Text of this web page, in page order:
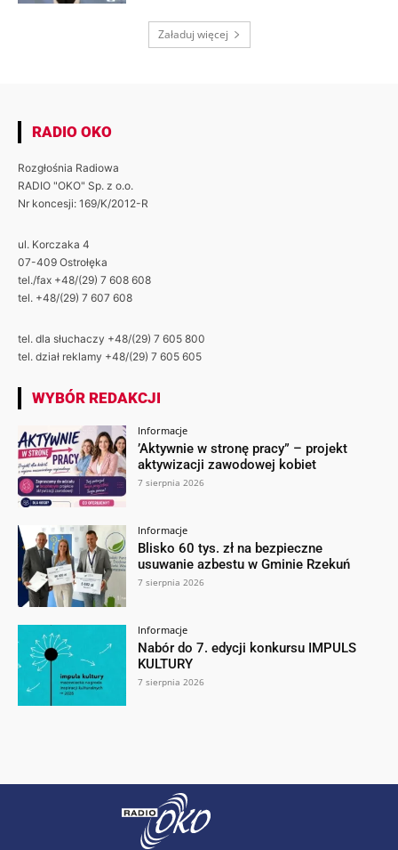
Załaduj więcej
RADIO OKO
Rozgłośnia Radiowa
RADIO "OKO" Sp. z o.o.
Nr koncesji: 169/K/2012-R
ul. Korczaka 4
07-409 Ostrołęka
tel./fax +48/(29) 7 608 608
tel. +48/(29) 7 607 608
tel. dla słuchaczy +48/(29) 7 605 800
tel. dział reklamy +48/(29) 7 605 605
WYBÓR REDAKCJI
Informacje
’Aktywnie w stronę pracy” – projekt
aktywizacji zawodowej kobiet
7 sierpnia 2026
Informacje
Blisko 60 tys. zł na bezpieczne
usuwanie azbestu w Gminie Rzekuń
7 sierpnia 2026
Informacje
Nabór do 7. edycji konkursu IMPULS
KULTURY
7 sierpnia 2026